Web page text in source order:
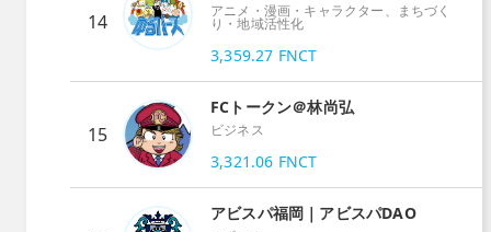
14 アニメ・漫画・キャラクター、まちづく
り・地域活性化
3,359.27 FNCT
15
FCトークン＠林尚弘
ビジネス
3,321.06 FNCT
アビスパ福岡｜アビスパDAO